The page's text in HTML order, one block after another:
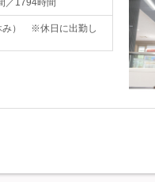
／1794時間
み） ※休日に出勤し